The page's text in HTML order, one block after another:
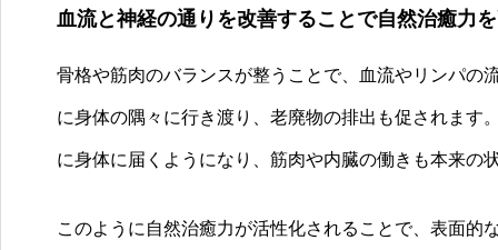
血流と神経の通りを改善することで自然治癒力
骨格や筋肉のバランスが整うことで、血流やリンパの
に身体の隅々に行き渡り、老廃物の排出も促されます
に身体に届くようになり、筋肉や内臓の働きも本来の
このように自然治癒力が活性化されることで、表面